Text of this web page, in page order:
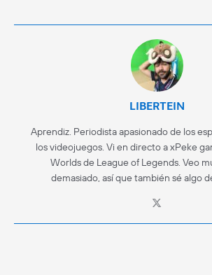
LIBERTEIN
Aprendiz. Periodista apasionado de los
los videojuegos. Vi en directo a xPeke
Worlds de League of Legends. Veo
demasiado, así que también sé algo